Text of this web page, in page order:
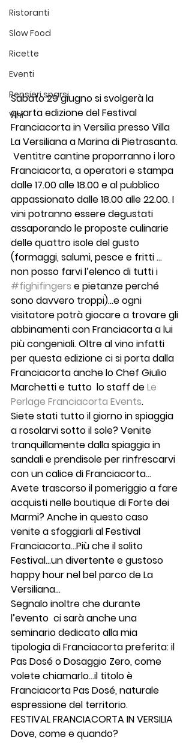
Ristoranti
Slow Food
Ricette
Eventi
Pensieri sparsi
Vini
Sabato 29 giugno si svolgerà la
quarta edizione del Festival
Franciacorta in Versilia presso Villa
La Versiliana a Marina di Pietrasanta.
Ventitre cantine proporranno i loro
Franciacorta, a operatori e stampa
dalle 17.00 alle 18.00 e al pubblico
appassionato dalle 18.00 alle 22.00. I
vini potranno essere degustati
assaporando le proposte culinarie
delle quattro isole del gusto
(formaggi, salumi, pesce e fritti …
non posso farvi l’elenco di tutti i
#fighifingers e pietanze perché
sono davvero troppi)…e ogni
visitatore potrà giocare a trovare gli
abbinamenti con Franciacorta a lui
più congeniali. Oltre al vino infatti
per questa edizione ci si porta dalla
Franciacorta anche lo Chef Giulio
Marchetti e tutto  lo staff de Le
Perlage Franciacorta Events.
Siete stati tutto il giorno in spiaggia
a rosolarvi sotto il sole? Venite
tranquillamente dalla spiaggia in
sandali e prendisole per rinfrescarvi
con un calice di Franciacorta…
Avete trascorso il pomeriggio a fare
acquisti nelle boutique di Forte dei
Marmi? Anche in questo caso
venite a sfoggiarli al Festival
Franciacorta…Più che il solito
Festival…un divertente e gustoso
happy hour nel bel parco de La
Versiliana…
Segnalo inoltre che durante
l’evento  ci sarà anche una
seminario dedicato alla mia
tipologia di Franciacorta preferita: il
Pas Dosé o Dosaggio Zero, come
volete chiamarlo…il titolo è
Franciacorta Pas Dosé, naturale
espressione del territorio.
FESTIVAL FRANCIACORTA IN VERSILIA
Dove, come e quando?